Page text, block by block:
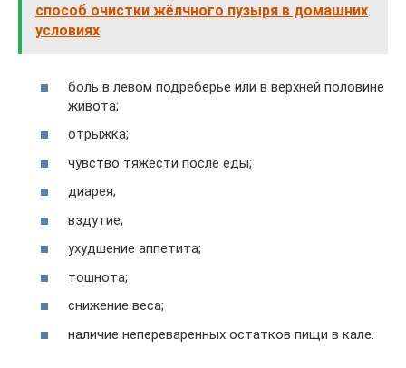
способ очистки жёлчного пузыря в домашних
условиях
боль в левом подреберье или в верхней половине
живота;
отрыжка;
чувство тяжести после еды;
диарея;
вздутие;
ухудшение аппетита;
тошнота;
снижение веса;
наличие непереваренных остатков пищи в кале.